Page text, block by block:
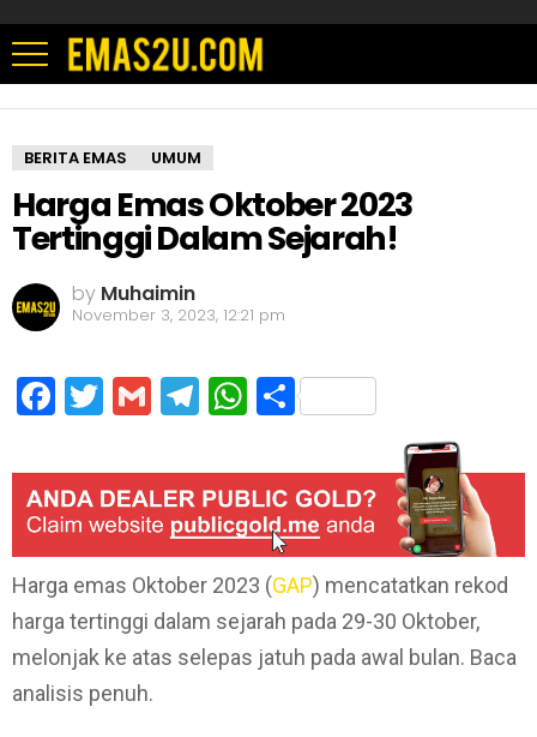
BERITA EMAS UMUM
Harga Emas Oktober 2023
Tertinggi Dalam Sejarah!
by Muhaimin
November 3, 2023, 12:21 pm
Facebook
Twitter
GmailTelegram
WhatsApp
Share
Harga emas Oktober 2023 (GAP) mencatatkan rekod
harga tertinggi dalam sejarah pada 29-30 Oktober,
melonjak ke atas selepas jatuh pada awal bulan. Baca
analisis penuh.